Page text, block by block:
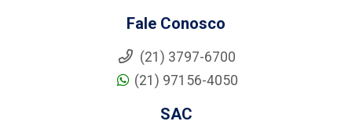
Fale Conosco
(21) 3797-6700
(21) 97156-4050
SAC